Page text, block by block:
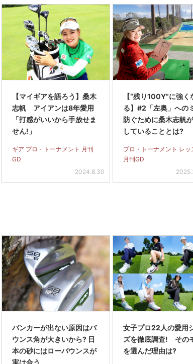
【マイギアを語ろう】桑木
志帆 アイアンは8年愛用
「打感がいいから手放せま
せん!」
ギア プロ・トーナメント 月刊
GD
2024.8.30
【“残り100Y”に強く
る】#2「左奥」への
防ぐために桑木志帆
していることとは?
プロ・トーナメント レッ
月刊GD
バンカーが出ない原因はバ
ウンス角が大きいから? 日
本の砂にはローバウンスが
女子プロ22人の愛用
ズを徹底調査! その
を選んだ理由は?